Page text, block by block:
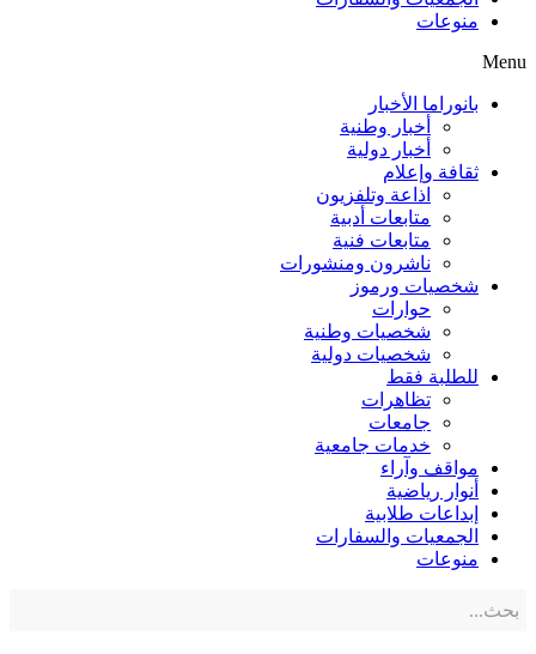
منوعات
Menu
بانوراما الأخبار
أخبار وطنية
أخبار دولية
ثقافة وإعلام
اذاعة وتلفزيون
متابعات أدبية
متابعات فنية
ناشرون ومنشورات
شخصيات ورموز
حوارات
شخصيات وطنية
شخصيات دولية
للطلبة فقط
تظاهرات
جامعات
خدمات جامعية
مواقف وآراء
أنوار رياضية
إبداعات طلابية
الجمعيات والسفارات
منوعات